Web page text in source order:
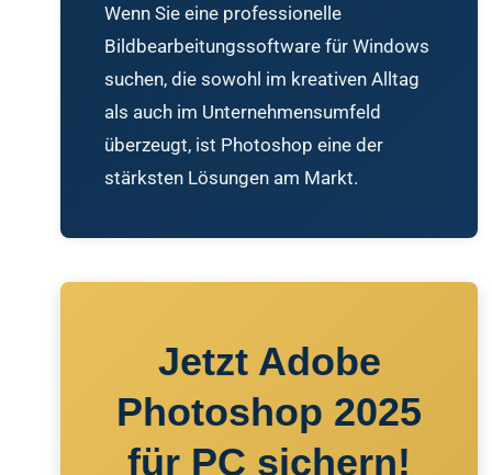
Wenn Sie eine professionelle
Bildbearbeitungssoftware für Windows
suchen, die sowohl im kreativen Alltag
als auch im Unternehmensumfeld
überzeugt, ist Photoshop eine der
stärksten Lösungen am Markt.
Jetzt Adobe
Photoshop 2025
für PC sichern!